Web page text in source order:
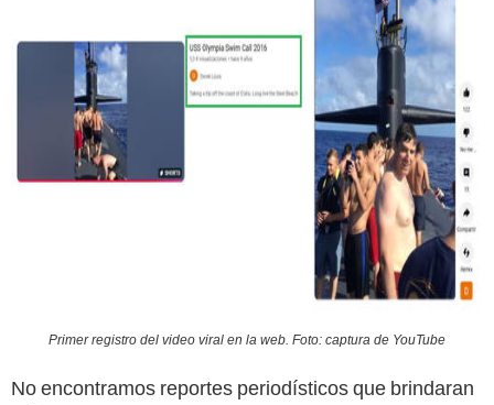
Primer registro del video viral en la web. Foto: captura de YouTube
No encontramos reportes periodísticos que brindaran